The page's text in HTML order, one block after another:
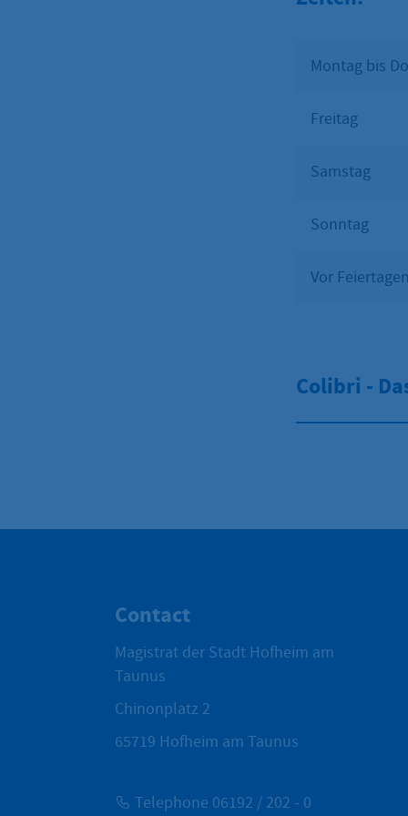
Montag bis
Freitag
Samstag
Sonntag
Vor Feiertagen
Colibri -
Contact
Magistrat der Stadt Hofheim am
Taunus
Chinonplatz 2
65719 Hofheim am Taunus
Telephone 06192 / 202 - 0